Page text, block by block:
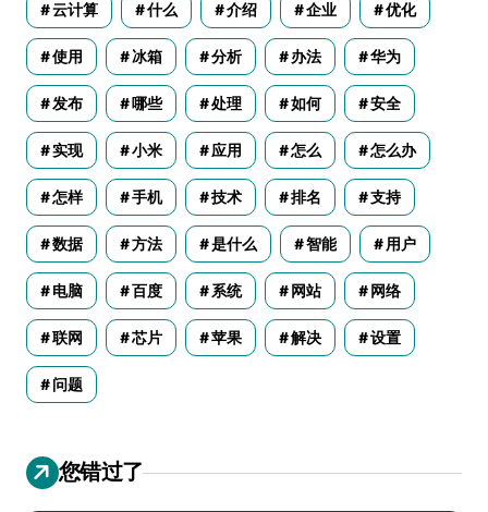
云计算 什么 介绍 企业 优化
使用 冰箱 分析 办法 华为
发布 哪些 处理 如何 安全
实现 小米 应用 怎么 怎么办
怎样 手机 技术 排名 支持
数据 方法 是什么 智能 用户
电脑 百度 系统 网站 网络
联网 芯片 苹果 解决 设置
问题
您错过了